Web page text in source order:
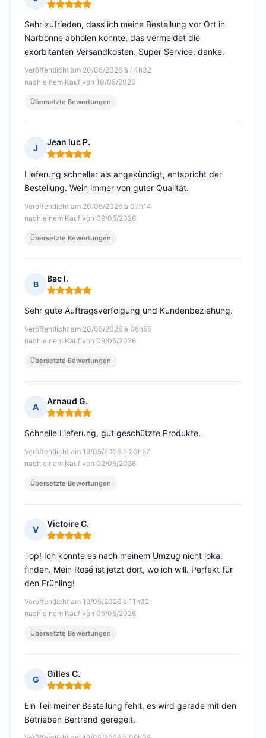
Hinweis: 5 von 5
Veröffentlicht am 20/05/2026 à 14h32
nach einem Kauf von 10/05/2026
Sehr zufrieden, dass ich meine Bestellung vor Ort in
Narbonne abholen konnte, das vermeidet die
exorbitanten Versandkosten. Super Service, danke.
Übersetzte Bewertungen
J
Jean luc P.
Hinweis: 5 von 5
Veröffentlicht am 20/05/2026 à 07h14
nach einem Kauf von 09/05/2026
Lieferung schneller als angekündigt, entspricht der
Bestellung. Wein immer von guter Qualität.
Übersetzte Bewertungen
B
Bac I.
Hinweis: 5 von 5
Veröffentlicht am 20/05/2026 à 06h55
nach einem Kauf von 09/05/2026
Sehr gute Auftragsverfolgung und Kundenbeziehung.
Übersetzte Bewertungen
A
Arnaud G.
Hinweis: 5 von 5
Veröffentlicht am 19/05/2026 à 20h57
nach einem Kauf von 02/05/2026
Schnelle Lieferung, gut geschützte Produkte.
Übersetzte Bewertungen
V
Victoire C.
Hinweis: 5 von 5
Veröffentlicht am 19/05/2026 à 11h32
nach einem Kauf von 05/05/2026
Top! Ich konnte es nach meinem Umzug nicht lokal
finden. Mein Rosé ist jetzt dort, wo ich will. Perfekt für
den Frühling!
Übersetzte Bewertungen
G
Gilles C.
Hinweis: 5 von 5
Ein Teil meiner Bestellung fehlt, es wird gerade mit den
Betrieben Bertrand geregelt.